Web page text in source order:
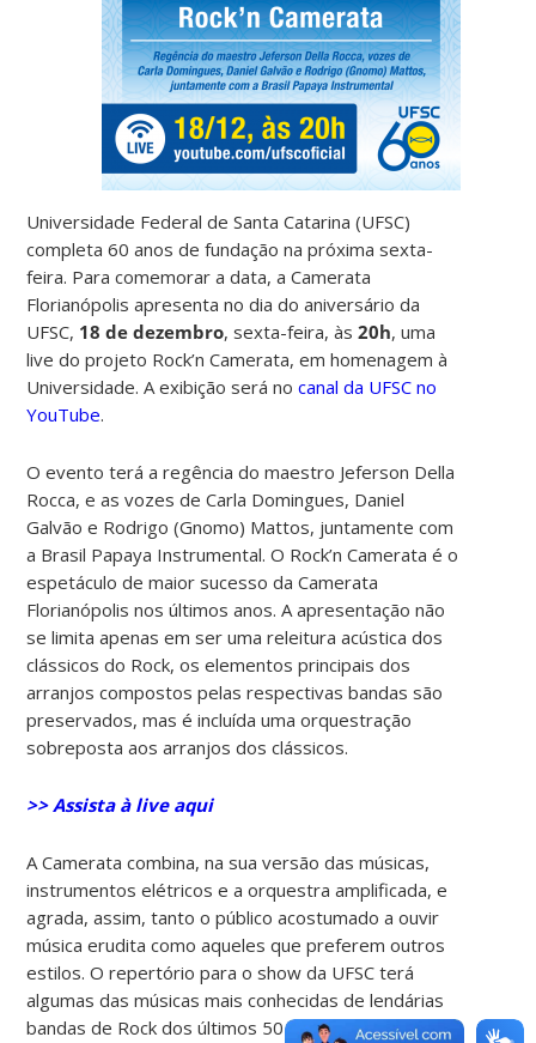
Universidade Federal de Santa Catarina (UFSC)
completa 60 anos de fundação na próximasexta-
feira. Para comemorar a data, a Camerata
Florianópolis apresenta no dia do aniversário da
UFSC, 18 de dezembro, sexta-feira, às20h, uma
live do projeto Rock’n Camerata, em homenagem à
Universidade. A exibição será nocanal da UFSC no
YouTube.
O evento terá a regência do maestro Jeferson Della
Rocca, e as vozes de Carla Domingues, Daniel
Galvão e Rodrigo (Gnomo) Mattos, juntamente com
a Brasil Papaya Instrumental.O Rock’n Camerata é o
espetáculo de maior sucesso da Camerata
Florianópolis nos últimos anos. A apresentação não
se limita apenas em ser uma releitura acústica dos
clássicos do Rock, os elementos principais dos
arranjos compostos pelas respectivas bandas são
preservados, mas é incluída uma orquestração
sobreposta aos arranjos dos clássicos.
>> Assista à live aqui
A Camerata combina, na sua versão das músicas,
instrumentos elétricos e a orquestra amplificada, e
agrada, assim, tanto o público acostumado a ouvir
música erudita como aqueles que preferem outros
estilos.O repertório para o show da UFSC terá
algumas das músicas mais conhecidas de lendárias
bandas de Rock dos últimos 50 anos. Dentre elas,